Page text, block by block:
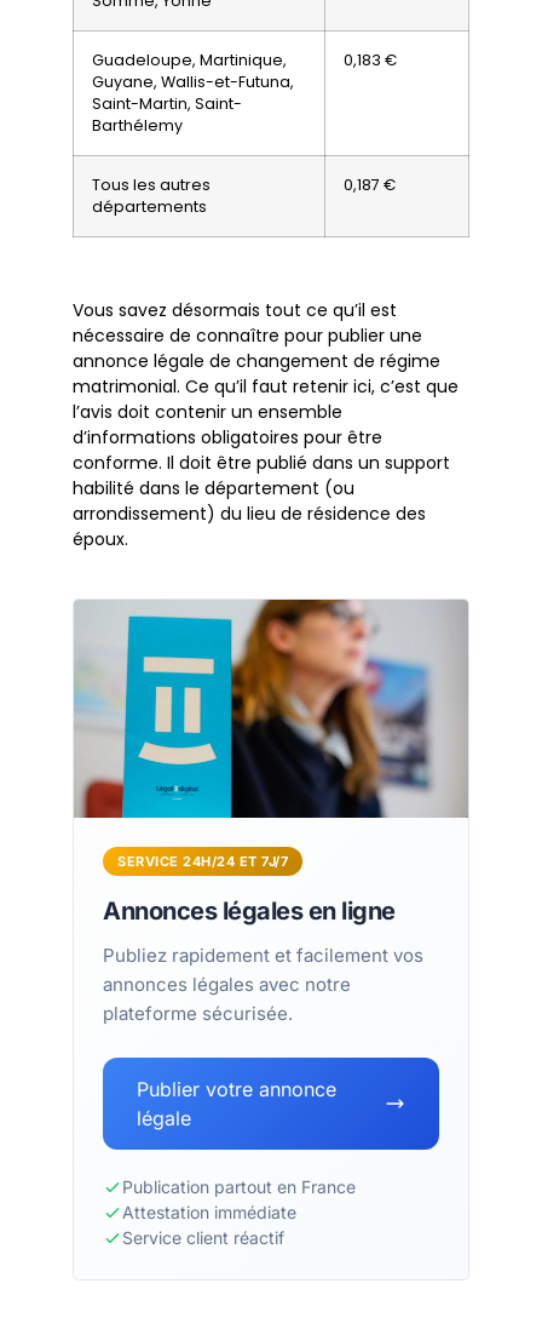
Guadeloupe, Martinique,
Guyane, Wallis-et-Futuna,
Saint-Martin, Saint-
Barthélemy
0,183 €
Tous les autres
départements
0,187 €
Vous savez désormais tout ce qu’il est
nécessaire de connaître pour publier une
annonce légale de changement de régime
matrimonial. Ce qu’il faut retenir ici, c’est que
l’avis doit contenir un ensemble
d’informations obligatoires pour être
conforme. Il doit être publié dans un support
habilité dans le département (ou
arrondissement) du lieu de résidence des
époux.
SERVICE 24H/24 ET 7J/7
Annonces légales en ligne
Publiez rapidement et facilement vos
annonces légales avec notre
plateforme sécurisée.
Publier votre annonce
légale
Publication partout en France
Attestation immédiate
Service client réactif